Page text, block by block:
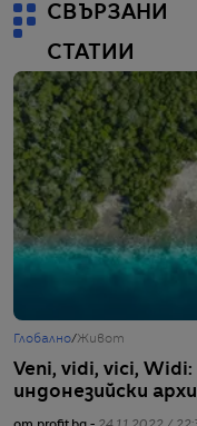
СВЪРЗАНИ
СТАТИИ
Глобално/Живот
Veni, vidi, vici,
индонезийски